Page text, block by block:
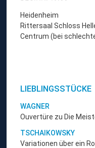
Heidenheim
Rittersaal Schloss
Centrum (bei
LIEBLINGSSTÜCKE
WAGNER
Ouvertüre zu Die
TSCHAIKOWSKY
Variationen über ein